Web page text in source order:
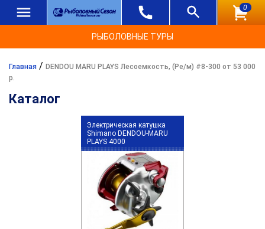
0
РЫБОЛОВНЫЕ ТУРЫ
Главная / DENDOU MARU PLAYS Лесоемкость, (Ре/м) #8-300 от 53 000
р.
Каталог
Электрическая катушка
Shimano DENDOU-MARU
PLAYS 4000